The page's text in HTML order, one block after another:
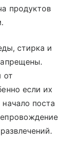
продуктов
стирка и
от
если их
поста